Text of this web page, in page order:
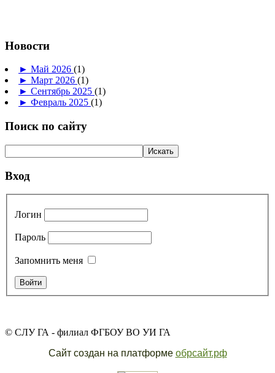
Новости
► Май 2026 (1)
► Март 2026 (1)
► Сентябрь 2025 (1)
► Февраль 2025 (1)
Поиск по сайту
Вход
Логин
Пароль
Запомнить меня
© СЛУ ГА - филиал ФГБОУ ВО УИ ГА
Сайт создан на платформе обрсайт.рф